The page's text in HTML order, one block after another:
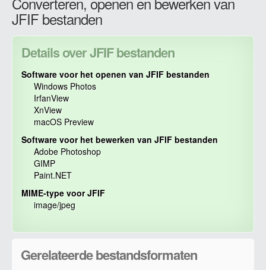
JFIF bestanden
Details over JFIF bestanden
Software voor het openen van JFIF bestanden
Windows Photos
IrfanView
XnView
macOS Preview
Software voor het bewerken van JFIF bestanden
Adobe Photoshop
GIMP
Paint.NET
MIME-type voor JFIF
image/jpeg
Gerelateerde bestandsformaten